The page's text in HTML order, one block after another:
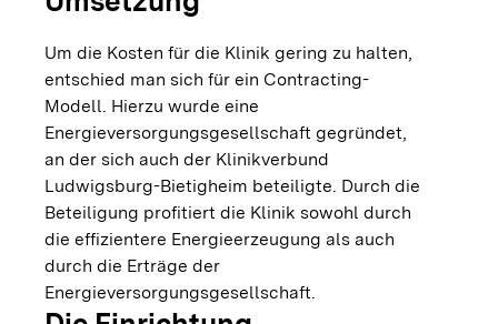
Um die Kosten für die Klinik gering zu halten,
entschied man sich für ein Contracting-
Modell. Hierzu wurde eine
Energieversorgungsgesellschaft gegründet,
an der sich auch der Klinikverbund
Ludwigsburg-Bietigheim beteiligte. Durch die
Beteiligung profitiert die Klinik sowohl durch
die effizientere Energieerzeugung als auch
durch die Erträge der
Energieversorgungsgesellschaft.